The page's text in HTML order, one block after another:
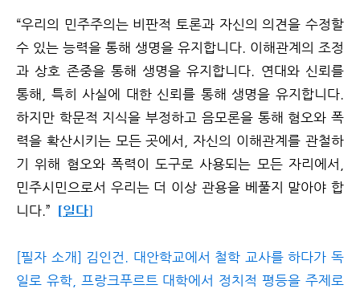
“우리의 민주주의는 비판적 토론과 자신의 의견을 수정할
수 있는 능력을 통해 생명을 유지합니다. 이해관계의 조정
과 상호 존중을 통해 생명을 유지합니다. 연대와 신뢰를
통해, 특히 사실에 대한 신뢰를 통해 생명을 유지합니다.
하지만 학문적 지식을 부정하고 음모론을 통해 혐오와 폭
력을 확산시키는 모든 곳에서, 자신의 이해관계를 관철하
기 위해 혐오와 폭력이 도구로 사용되는 모든 자리에서,
민주시민으로서 우리는 더 이상 관용을 베풀지 말아야 합
니다.” [일다]
[필자 소개] 김인건. 대안학교에서 철학 교사를 하다가 독
일로 유학, 프랑크푸르트 대학에서 정치적 평등을 주제로